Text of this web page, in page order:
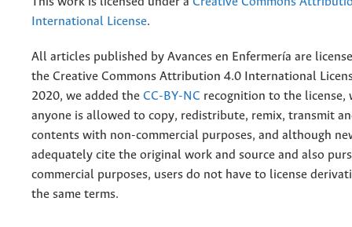
International License.
All articles published by Avances en Enfermería are
the Creative Commons Attribution 4.0 International
2020, we added the CC-BY-NC recognition to the license,
anyone is allowed to copy, redistribute, remix, transmit
contents with non-commercial purposes, and although
adequately cite the original work and source and also
commercial purposes, users do not have to license
the same terms.